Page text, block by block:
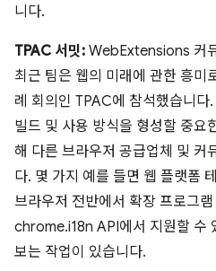
니다.
TPAC 서밋: WebExtensions 커
최근 팀은 웹의 미래에 관한 흥미
례 회의인 TPAC에 참석했습니
빌드 및 사용 방식을 형성할 중요
해 다른 브라우저 공급업체 및 커
다. 몇 가지 예를 들면 웹 플랫폼
브라우저 전반에서 확장 프로그
chrome.i18n API에서 지원할 수
보는 작업이 있습니다.